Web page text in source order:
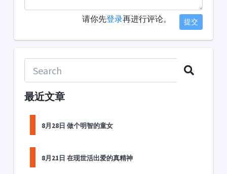
请你先登录再进行评论。 提交
最近文章
8月28日 做个明智的童女
8月21日 在现世活出爱的真精神